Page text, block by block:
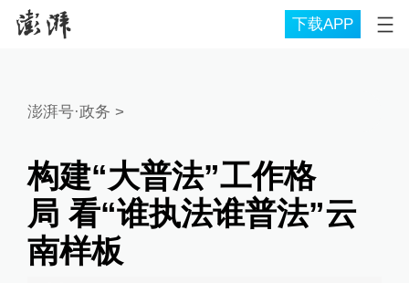
下载APP
澎湃号·政务 >
构建“大普法”工作格
局 看“谁执法谁普法”云
南样板